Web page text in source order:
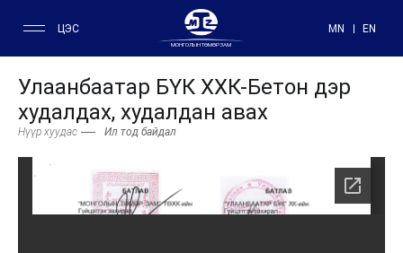
ЦЭС
МОНГОЛЫН ТӨМӨР ЗАМ
MN EN
Улаанбаатар БҮК ХХК-Бетон дэр
худалдах, худалдан авах
Нүүр хуудас Ил тод байдал